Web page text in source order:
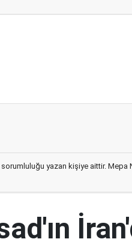
yazan kişiye aittir.